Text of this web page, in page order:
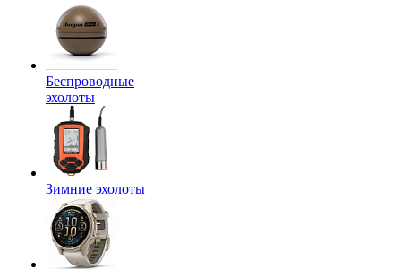
Беспроводные
эхолоты
Зимние эхолоты